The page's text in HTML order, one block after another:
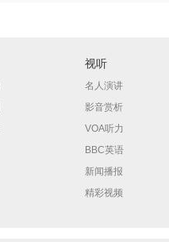
视听
名人演讲
影音赏析
VOA听力
BBC英语
新闻播报
精彩视频